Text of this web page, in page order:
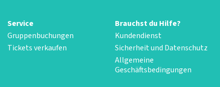
Service
Gruppenbuchungen
Tickets verkaufen
Brauchst du Hilfe?
Kundendienst
Sicherheit und Datenschutz
Allgemeine
Geschäftsbedingungen